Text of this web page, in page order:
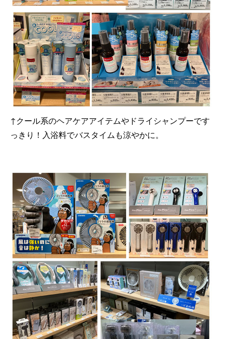
↑クール系のヘアケアアイテムやドライシャンプーです
っきり！入浴料でバスタイムも涼やかに。